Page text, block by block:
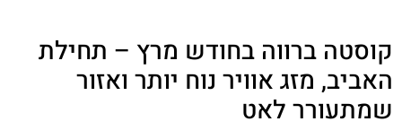
קוסטה ברווה בחודש מרץ – תחילת
האביב, מזג אוויר נוח יותר ואזור
שמתעורר לאט